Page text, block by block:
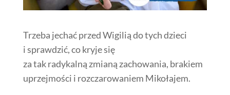
Trzeba jechać przed Wigilią do tych dzieci
i sprawdzić, co kryje się
za tak radykalną zmianą zachowania, brakiem
uprzejmości i rozczarowaniem Mikołajem.